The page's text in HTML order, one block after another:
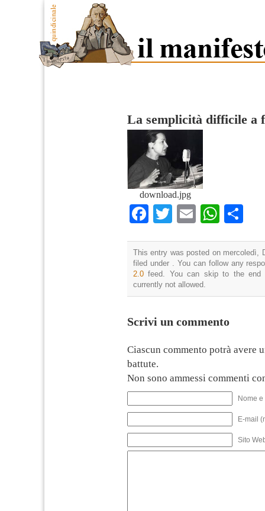
La semplicità difficile a
download.jpg
Facebook
TwitterEmail
This entry was posted on mercoledì,
filed under . You can follow any
2.0 feed. You can skip to the end
currently not allowed.
Scrivi un commento
Ciascun commento potrà avere
battute.
Non sono ammessi commenti
Nome
E-mail
Sito